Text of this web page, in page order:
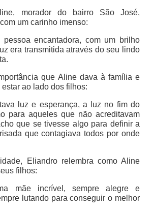
morador do bairro São José,
um carinho imenso:
encantadora, com um brilho
era transmitida através do seu lindo
que Aline dava à família e
ao lado dos filhos:
luz e esperança, a luz no fim do
para aqueles que não acreditavam
que se tivesse algo para definir a
que contagiava todos por onde
Eliandro relembra como Aline
filhos:
mãe incrível, sempre alegre e
lutando para conseguir o melhor